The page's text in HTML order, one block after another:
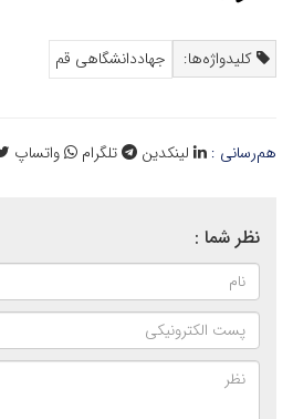
کلیدواژه‌ها: جهاددانشگاهی قم
هم‌رسانی : لینکدین تلگرام واتساپ
نظر شما :